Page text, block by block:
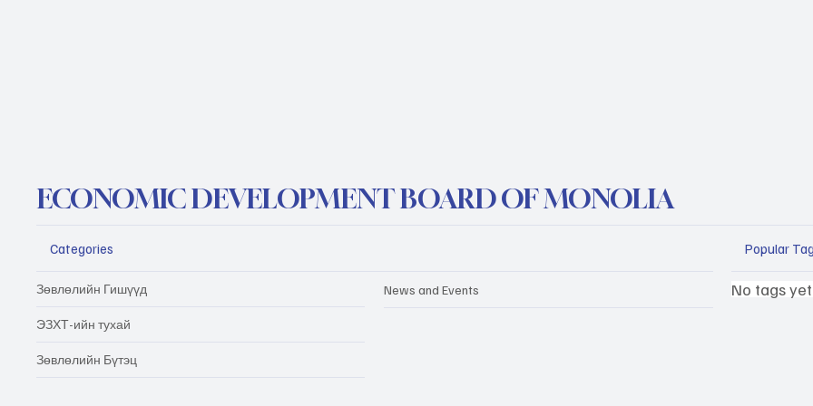
ECONOMIC DEVELOPMENT BOARD OF MONOLIA
Categories
Зөвлөлийн Гишүүд
ЭЗХТ-ийн тухай
Зөвлөлийн Бүтэц
News and Events
Popular
No tags